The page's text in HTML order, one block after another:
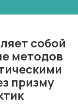
собой
методов
призму